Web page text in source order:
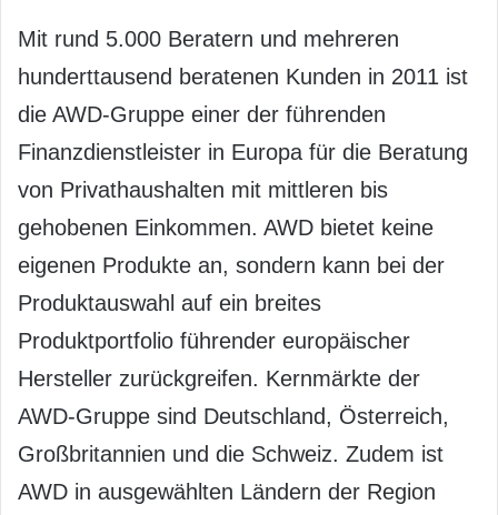
Mit rund 5.000 Beratern und mehreren
hunderttausend beratenen Kunden in 2011 ist
die AWD-Gruppe einer der führenden
Finanzdienstleister in Europa für die Beratung
von Privathaushalten mit mittleren bis
gehobenen Einkommen. AWD bietet keine
eigenen Produkte an, sondern kann bei der
Produktauswahl auf ein breites
Produktportfolio führender europäischer
Hersteller zurückgreifen. Kernmärkte der
AWD-Gruppe sind Deutschland, Österreich,
Großbritannien und die Schweiz. Zudem ist
AWD in ausgewählten Ländern der Region